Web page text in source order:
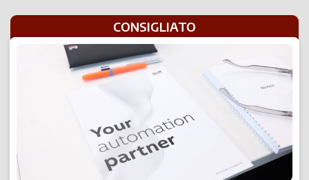
CONSIGLIATO